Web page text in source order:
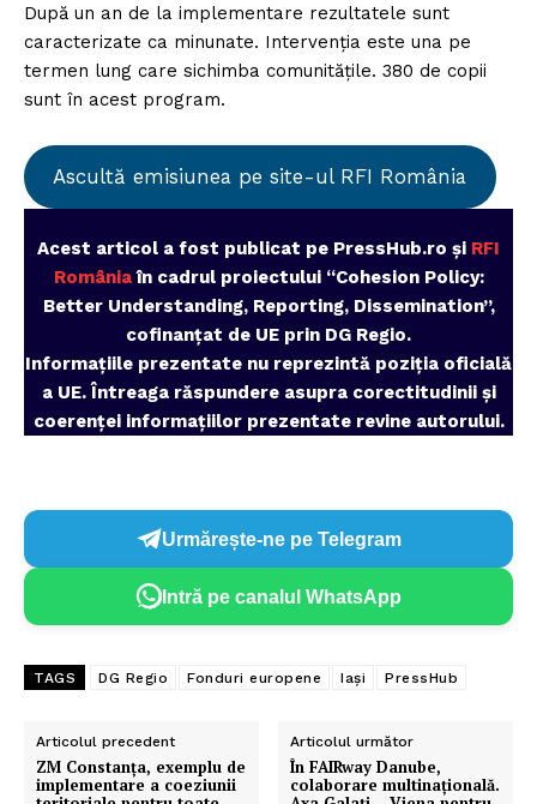
După un an de la implementare rezultatele sunt
caracterizate ca minunate. Intervenția este una pe
termen lung care sichimba comunitățile. 380 de copii
sunt în acest program.
Ascultă emisiunea pe site-ul RFI România
Acest articol a fost publicat pe PressHub.ro și RFI
Româniaîn cadrul proiectului “Cohesion Policy:
Better Understanding, Reporting, Dissemination”,
cofinanțat de UE prin DG Regio.
Informațiile prezentate nu reprezintă poziția oficială
a UE. Întreaga răspundere asupra corectitudinii și
coerenței informațiilor prezentate revine autorului.
Urmărește-ne pe Telegram
Intră pe canalul WhatsApp
TAGS DG Regio Fonduri europene Iași PressHub
Articolul precedent
ZM Constanța, exemplu de
implementare a coeziunii
Articolul următor
În FAIRway Danube,
colaborare multinaţională.